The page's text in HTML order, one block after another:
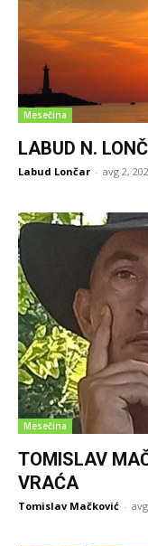
Mesečina
LABUD N.
Labud Lončar - avg 2,
Mesečina
TOMISLAV
VRAĆA
Tomislav Mačković -